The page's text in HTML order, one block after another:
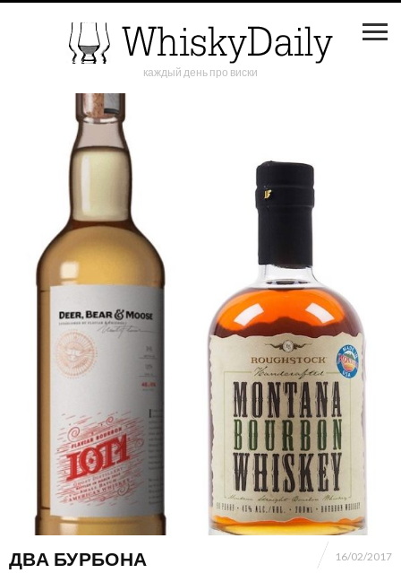
каждый день про виски
ДВА БУРБОНА 16/02/2017